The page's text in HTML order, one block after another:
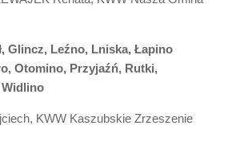
Glincz, Leźno, Lniska, Łapino
Otomino, Przyjaźń, Rutki,
KWW Kaszubskie Zrzeszenie